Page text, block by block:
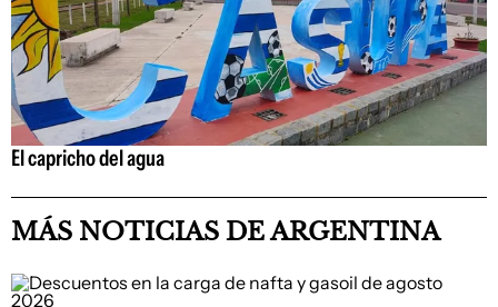
El capricho del agua
MÁS NOTICIAS DE ARGENTINA